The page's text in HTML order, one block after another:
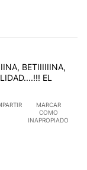
BETIIIIIINA,
EL
MARCAR
COMO
INAPROPIADO